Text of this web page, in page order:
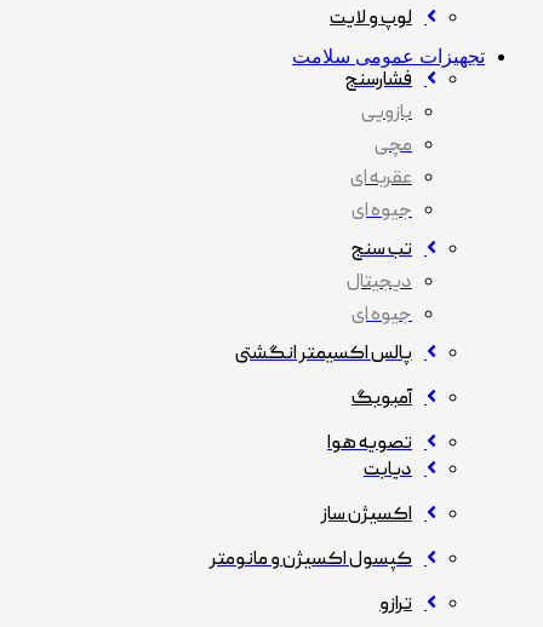
لوپ و لایت
تجهیزات عمومی سلامت
فشارسنج
بازویی
مچی
عقربه ای
جیوه ای
تب سنج
دیجیتال
جیوه ای
پالس اکسیمتر انگشتی
آمبوبگ
تصویه هوا
دیابت
اکسیژن ساز
کپسول اکسیژن و مانومتر
ترازو